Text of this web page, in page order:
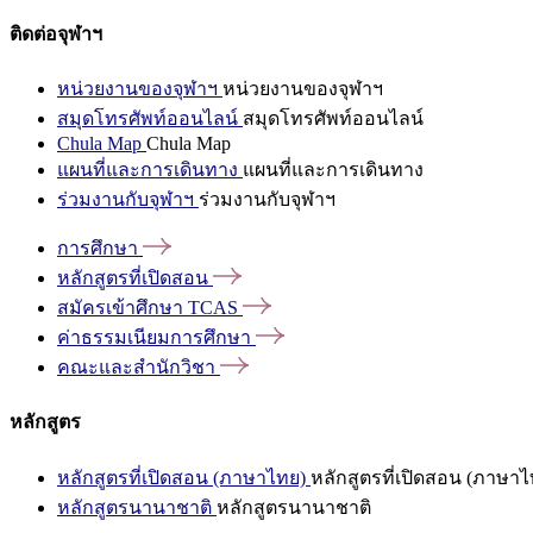
ติดต่อจุฬาฯ
หน่วยงานของจุฬาฯ หน่วยงานของจุฬาฯ
สมุดโทรศัพท์ออนไลน์ สมุดโทรศัพท์ออนไลน์
Chula Map Chula Map
แผนที่และการเดินทาง แผนที่และการเดินทาง
ร่วมงานกับจุฬาฯ ร่วมงานกับจุฬาฯ
การศึกษา
หลักสูตรที่เปิดสอน
สมัครเข้าศึกษา TCAS
ค่าธรรมเนียมการศึกษา
คณะและสำนักวิชา
หลักสูตร
หลักสูตรที่เปิดสอน (ภาษาไทย) หลักสูตรที่เปิดสอน (ภาษาไ
หลักสูตรนานาชาติ หลักสูตรนานาชาติ